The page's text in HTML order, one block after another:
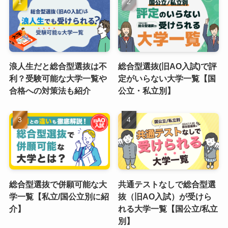
浪人生だと総合型選抜は不
利？受験可能な大学一覧や
合格への対策法も紹介
総合型選抜(旧AO入試)で評
定がいらない大学一覧【国
公立・私立別】
総合型選抜で併願可能な大
学一覧【私立/国公立別に紹
介】
共通テストなしで総合型選
抜（旧AO入試）が受けら
れる大学一覧【国公立/私立
別】